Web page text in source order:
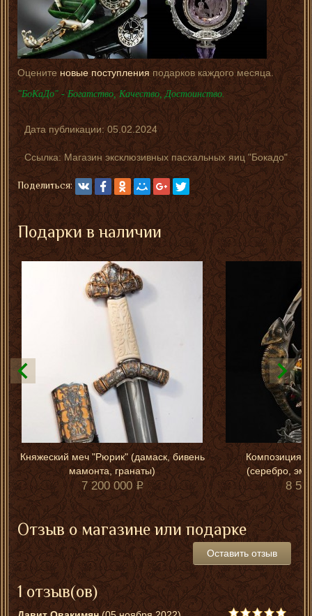
Оцените новые поступленияподарков каждого месяца.
"БоКаДо" - Богатство, Качество, Достоинство.
Дата публикации:05.02.2024
Ссылка: Магазин эксклюзивных пасхальных яиц "Бокадо"
Поделиться:
Подарки в наличии
Княжеский меч "Рюрик" (дамаск, бивень
мамонта, гранаты)
7 200 000
Композиция
(серебро,
8
Отзыв о магазине или подарке
Оставить отзыв
1 отзыв(ов)